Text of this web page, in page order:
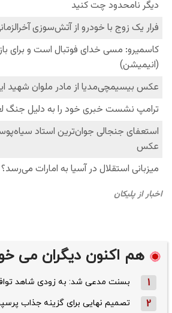
هم اکنون دیگران می
1 بسنت مدعی شد: به زودی شاهد
2 تصمیم نهایی برای گزینه جذاب